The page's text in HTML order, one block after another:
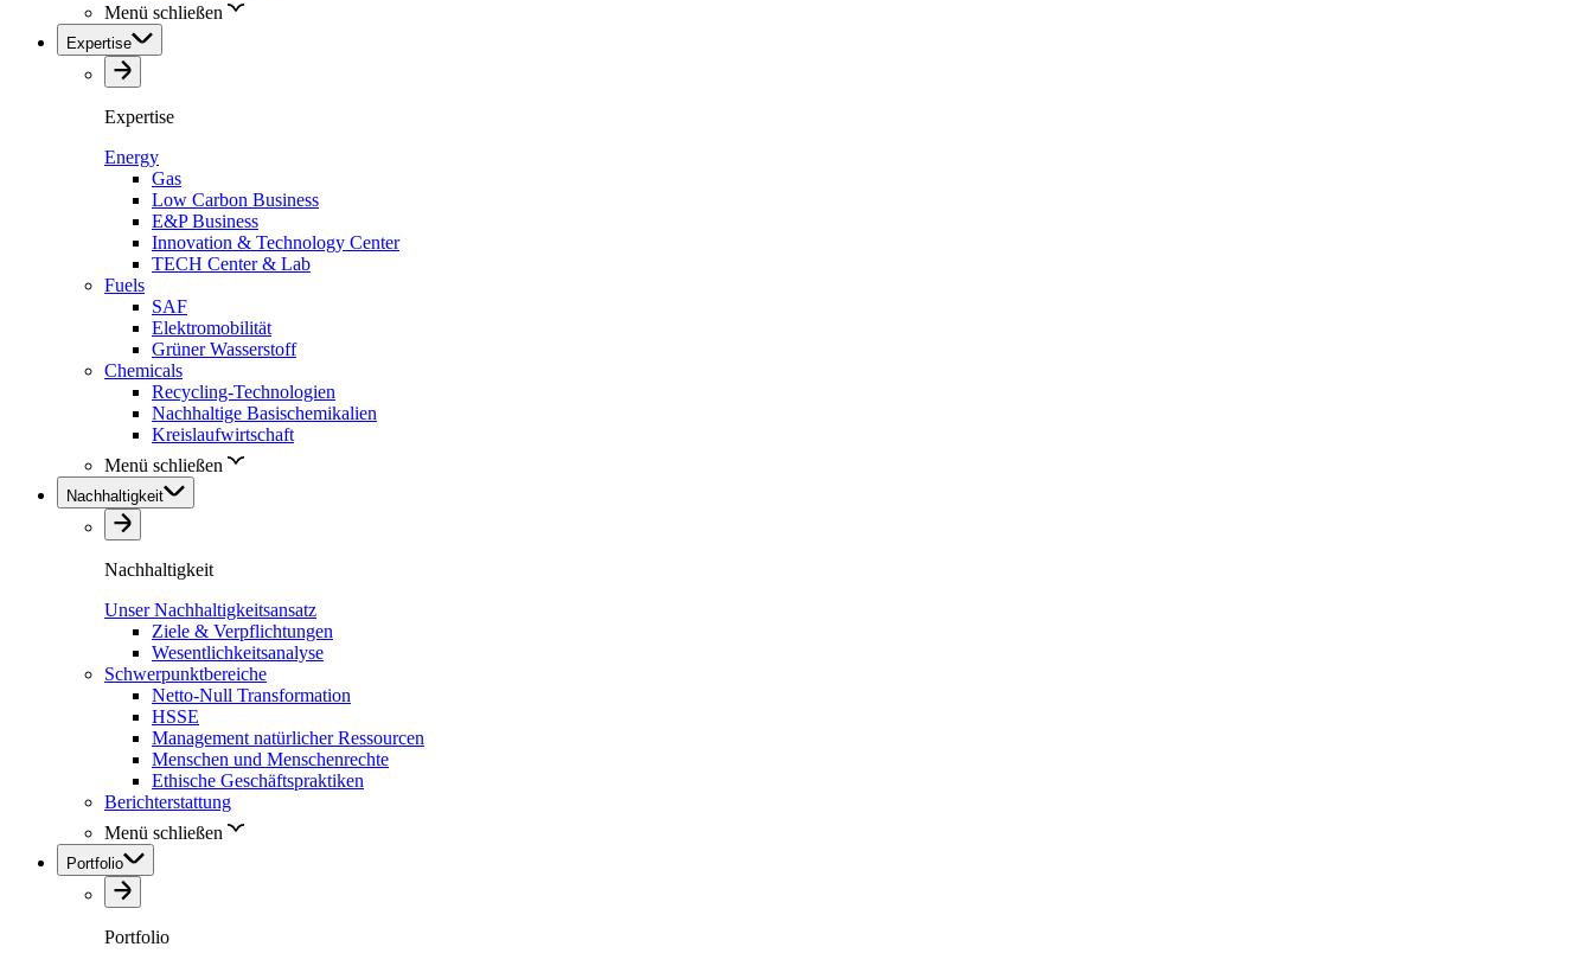
Menü schließen
Expertise
Expertise
Energy
Gas
Low Carbon Business
E&P Business
Innovation & Technology Center
TECH Center & Lab
Fuels
SAF
Elektromobilität
Grüner Wasserstoff
Chemicals
Recycling-Technologien
Nachhaltige Basischemikalien
Kreislaufwirtschaft
Menü schließen
Nachhaltigkeit
Nachhaltigkeit
Unser Nachhaltigkeitsansatz
Ziele & Verpflichtungen
Wesentlichkeitsanalyse
Schwerpunktbereiche
Netto-Null Transformation
HSSE
Management natürlicher Ressourcen
Menschen und Menschenrechte
Ethische Geschäftspraktiken
Berichterstattung
Menü schließen
Portfolio
Portfolio